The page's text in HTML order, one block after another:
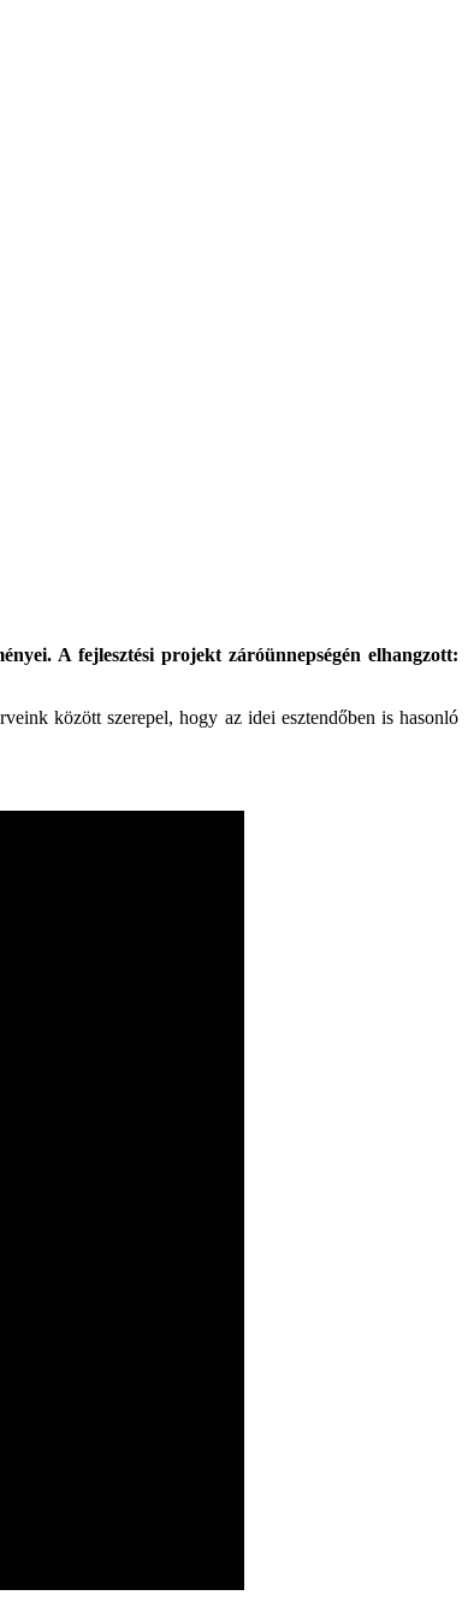
A fejlesztési projekt záróünnepségén elhangzott:
között szerepel, hogy az idei esztendőben is hasonló